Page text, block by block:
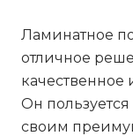
Ламинатное
отличное
качественное
Он
своим